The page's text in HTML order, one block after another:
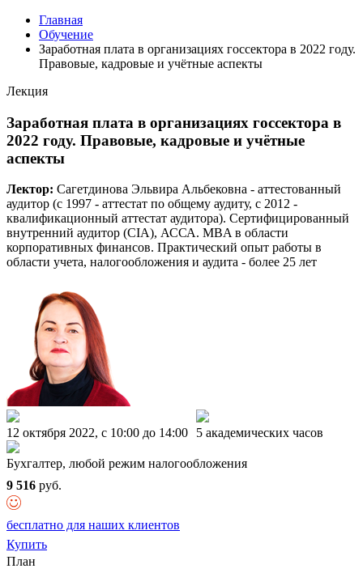
Главная
Обучение
Заработная плата в организациях госсектора в 2022 году.
Правовые, кадровые и учётные аспекты
Лекция
Заработная плата в организациях госсектора в
2022 году. Правовые, кадровые и учётные
аспекты
Лектор: Сагетдинова Эльвира Альбековна - аттестованный
аудитор (c 1997 - аттестат по общему аудиту, c 2012 -
квалификационный аттестат аудитора). Сертифицированный
внутренний аудитор (CIA), АССА. MBA в области
корпоративных финансов. Практический опыт работы в
области учета, налогообложения и аудита - более 25 лет
12 октября 2022, c 10:00 до 14:00 5 академических часов
Бухгалтер, любой режим налогообложения
9 516 руб.
бесплатно для наших клиентов
Купить
План